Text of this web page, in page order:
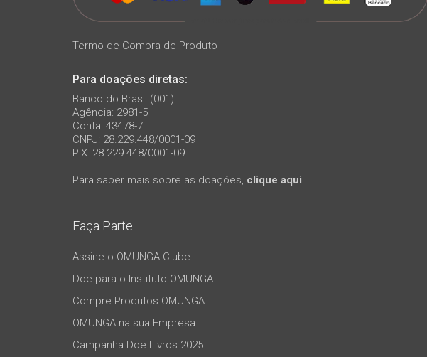
Termo de Compra de Produto
Para doações diretas:
Banco do Brasil (001)
Agência: 2981-5
Conta: 43478-7
CNPJ: 28.229.448/0001-09
PIX: 28.229.448/0001-09
Para saber mais sobre as doações, clique aqui
Faça Parte
Assine o OMUNGA Clube
Doe para o Instituto OMUNGA
Compre Produtos OMUNGA
OMUNGA na sua Empresa
Campanha Doe Livros 2025